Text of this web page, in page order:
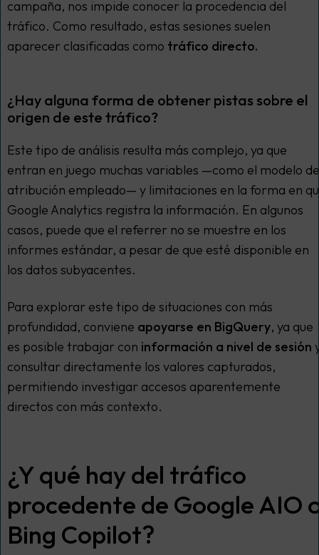
campaña, nos impide conocer la procedencia del
tráfico. Como resultado, estas sesiones suelen
aparecer clasificadas como tráfico directo.
¿Hay alguna forma de obtener pistas sobre el
origen de este tráfico?
Este tipo de análisis resulta más complejo, ya que
entran en juego muchas variables —como el modelo de
atribución empleado— y limitaciones en la forma en
Google Analytics registra la información. En algunos
casos, puede que el referrer no se muestre en los
informes estándar, a pesar de que esté disponible en
los datos subyacentes.
Para explorar este tipo de situaciones con más
profundidad, conviene apoyarse en BigQuery, ya que
es posible trabajar con información a nivel de sesión
consultar directamente los valores capturados,
permitiendo investigar accesos aparentemente
directos con más contexto.
¿Y qué hay del tráfico
procedente de Google AIO
Bing Copilot?